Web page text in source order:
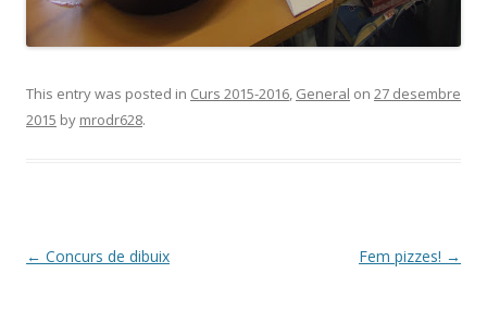
This entry was posted in Curs 2015-2016, General on 27 desembre
2015 by mrodr628.
Post
← Concurs de dibuix Fem pizzes! →